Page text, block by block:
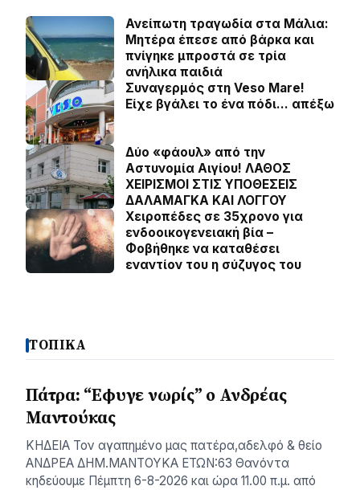
Ανείπωτη τραγωδία στα Μάλια:
Μητέρα έπεσε από βάρκα και
πνίγηκε μπροστά σε τρία
ανήλικα παιδιά
Συναγερμός στη Veso Mare!
Είχε βγάλει το ένα πόδι… απέξω
Δύο «φάουλ» από την
Αστυνομία Αιγίου! ΛΑΘΟΣ
ΧΕΙΡΙΣΜΟΙ ΣΤΙΣ ΥΠΟΘΕΣΕΙΣ
ΔΑΛΑΜΑΓΚΑ ΚΑΙ ΛΟΓΓΟΥ
Χειροπέδες σε 35χρονο για
ενδοοικογενειακή βία –
Φοβήθηκε να καταθέσει
εναντίον του η σύζυγος του
ΤΟΠΙΚΑ
Πάτρα: “Εφυγε νωρίς” ο Ανδρέας
Μαντούκας
ΚΗΔΕΙΑ Τον αγαπημένο μας πατέρα,αδελφό & θείο
ΑΝΔΡΕΑ ΔΗΜ.ΜΑΝΤΟΥΚΑ ΕΤΩΝ:63 Θανόντα
κηδεύουμε Πέμπτη 6-8-2026 και ώρα 11.00 π.μ. από